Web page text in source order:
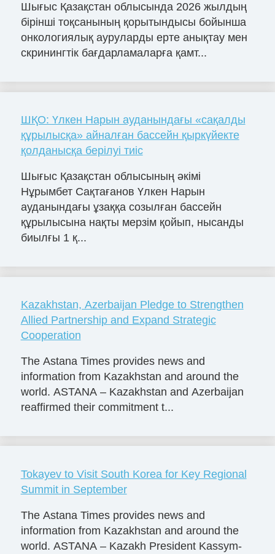
Шығыс Қазақстан облысында 2026 жылдың
бірінші тоқсанының қорытындысы бойынша
онкологиялық ауруларды ерте анықтау мен
скринингтік бағдарламаларға қамт...
ШҚО: Үлкен Нарын ауданындағы «сақалды
құрылысқа» айналған бассейн қыркүйекте
қолданысқа берілуі тиіс
Шығыс Қазақстан облысының әкімі
Нұрымбет Сақтағанов Үлкен Нарын
ауданындағы ұзаққа созылған бассейн
құрылысына нақты мерзім қойып, нысанды
биылғы 1 қ...
Kazakhstan, Azerbaijan Pledge to Strengthen
Allied Partnership and Expand Strategic
Cooperation
The Astana Times provides news and
information from Kazakhstan and around the
world. ASTANA – Kazakhstan and Azerbaijan
reaffirmed their commitment t...
Tokayev to Visit South Korea for Key Regional
Summit in September
The Astana Times provides news and
information from Kazakhstan and around the
world. ASTANA – Kazakh President Kassym-